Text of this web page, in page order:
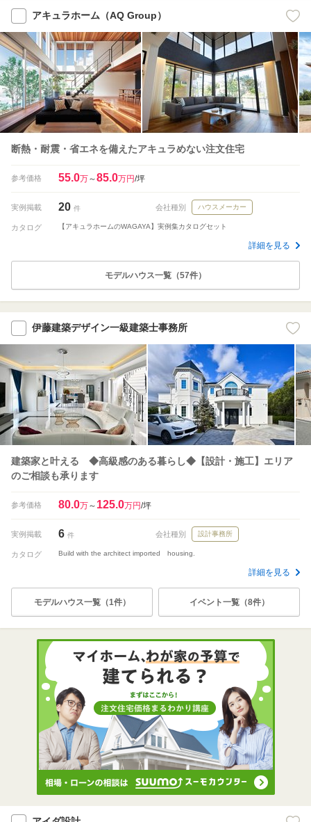
アキュラホーム（AQ Group）
断熱・耐震・省エネを備えたアキュラめない注文住宅
参考価格 55.0万～85.0万円/坪
実例掲載 20 件 会社種別 ハウスメーカー
カタログ 【アキュラホームのWAGAYA】実例集カタログセット
詳細を見る
モデルハウス一覧（57件）
伊藤建築デザイン一級建築士事務所
建築家と叶える ◆高級感のある暮らし◆【設計・施工】エリア
のご相談も承ります
参考価格 80.0万～ 125.0万円/坪
実例掲載 6 件 会社種別 設計事務所
カタログ Build with the architect imported housing.
詳細を見る
モデルハウス一覧（1件） イベント一覧（8件）